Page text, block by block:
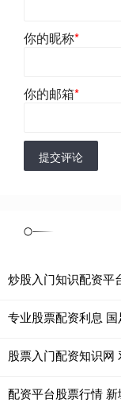
你的昵称*
你的邮箱*
提交评论